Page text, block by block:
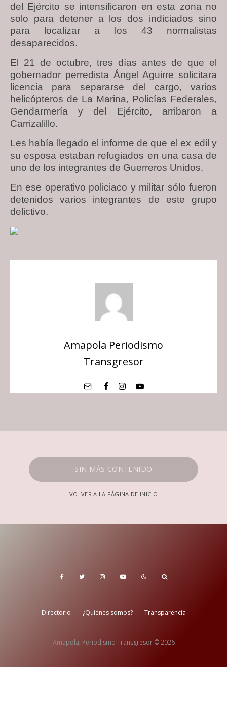
del Ejército se intensificaron en esta zona no
solo para detener a los dos indiciados sino
para localizar a los 43 normalistas
desaparecidos.
El 21 de octubre, tres días antes de que el
gobernador perredista Ángel Aguirre solicitara
licencia para separarse del cargo, varios
helicópteros de La Marina, Policías Federales,
Gendarmería y del Ejército, arribaron a
Carrizalillo.
Les había llegado el informe de que el ex edil y
su esposa estaban refugiados en una casa de
uno de los integrantes de Guerreros Unidos.
En ese operativo policiaco y militar sólo fueron
detenidos varios integrantes de este grupo
delictivo.
Amapola Periodismo
Transgresor
SIN MÁS CONTENIDO
VOLVER A LA PÁGINA DE INICIO
Directorio ¿Quiénes somos? Transparencia
Amapola, Periodismo Transgresor © 2026